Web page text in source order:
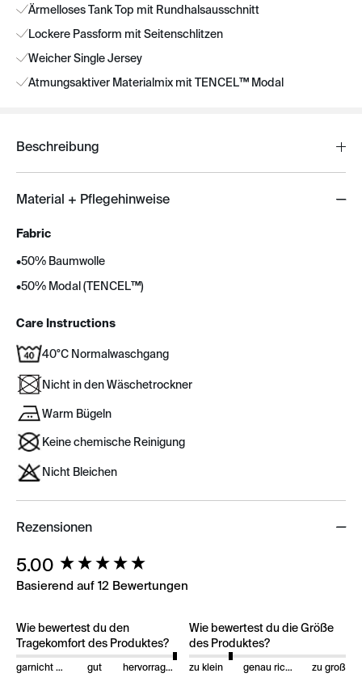
Ärmelloses Tank Top mit Rundhalsausschnitt
Lockere Passform mit Seitenschlitzen
Weicher Single Jersey
Atmungsaktiver Materialmix mit TENCEL™ Modal
Beschreibung
Material + Pflegehinweise
Fabric
•50% Baumwolle
•50% Modal (TENCEL™)
Care Instructions
40°C Normalwaschgang
Nicht in den Wäschetrockner
Warm Bügeln
Keine chemische Reinigung
Nicht Bleichen
Rezensionen
5.00
Basierend auf 12 Bewertungen
Wie bewertest du den
Tragekomfort des Produktes?
garnicht gut gut hervorragend
Wie bewertest du die Größe
des Produktes?
zu klein genau richtig zu groß
New content loaded